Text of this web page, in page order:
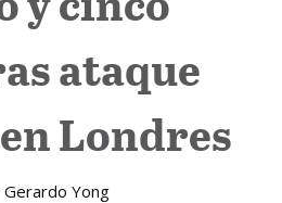
ataque
Londres
Gerardo Yong